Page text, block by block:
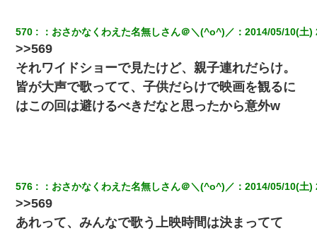
【GJ!】会社から帰宅中、広い駐車場にエンジンかけっ放しの車を
発見。しかも「ヒィ～」みたいな声も聞こえてきたので気になっ
て近寄ったら女の子がおっさんの下敷きになってた
22歳の頃、父に36歳の男性とお見合いをしてくれと頼まれた。父
の親会社の経営者の息子さんだったので、父も喜んで私の写真を
ホテルに泊まったんだけど従業員が最悪だった。折角の旅行で何
570 ： おさかなくわえた名無しさん＠＼(^o^)／ ：2014/05/10(土)
>>569
それワイドショーで見たけど、親子連れだらけ。
皆が大声で歌ってて、子供だらけで映画を観るに
はこの回は避けるべきだなと思ったから意外w
576 ： おさかなくわえた名無しさん＠＼(^o^)／ ：2014/05/10(土)
>>569
あれって、みんなで歌う上映時間は決まってて